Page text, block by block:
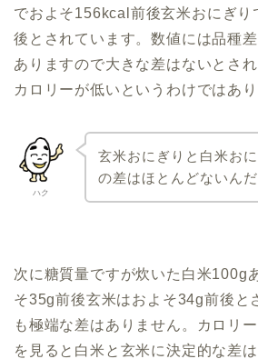
でおよそ156kcal前後玄米おにぎ
後とされています。数値には品種
ありますので大きな差はないとさ
カロリーが低いというわけではあり
ハク
玄米おにぎりと白米お
の差はほとんどないんだ
次に糖質量ですが炊いた白米100g
そ35g前後玄米はおよそ34g前後と
も極端な差はありません。カロリ
を見ると白米と玄米に決定的な差